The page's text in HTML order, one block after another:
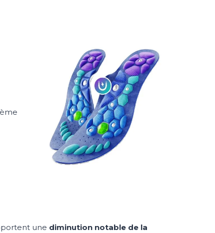
une diminution notable de la